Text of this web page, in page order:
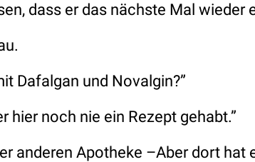
dass er das nächste Mal wieder
Dafalgan und Novalgin?”
hier noch nie ein Rezept gehabt.”
anderen Apotheke –Aber dort hat